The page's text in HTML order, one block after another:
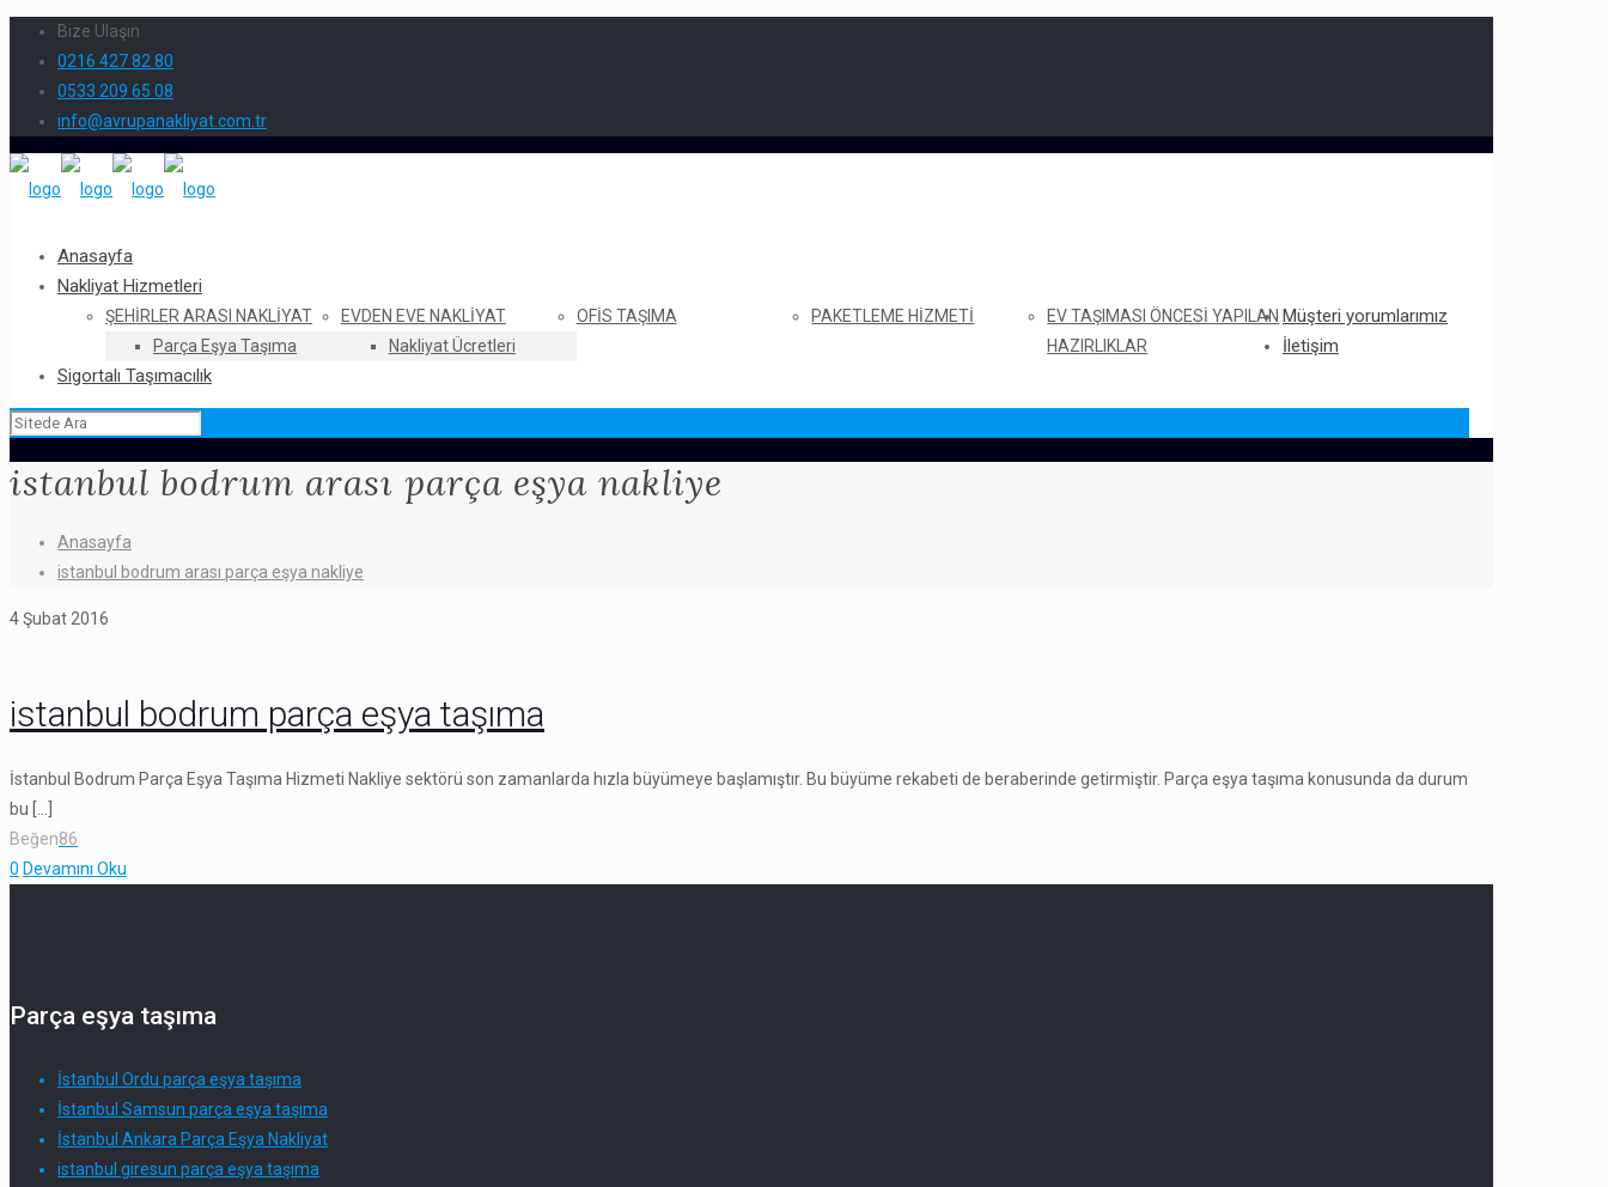
Bize Ulaşın
0216 427 82 80
0533 209 65 08
info@avrupanakliyat.com.tr
Anasayfa
Nakliyat Hizmetleri
ŞEHIRLER ARASI NAKLIYAT
Parça Eşya Taşıma
EVDEN EVE NAKLIYAT
Nakliyat Ücretleri
OFIS TAŞIMA PAKETLEME HIZMETI
EV TAŞIMASI ÖNCESI YAPILAN
HAZIRLIKLAR
Müşteri yorumlarımız
İletişim
Sigortalı Taşımacılık
istanbul bodrum arası parça eşya nakliye
Anasayfa
istanbul bodrum arası parça eşya nakliye
4 Şubat 2016
istanbul bodrum parça eşya taşıma
İstanbul Bodrum Parça Eşya Taşıma Hizmeti Nakliye sektörü son zamanlarda hızla büyümeye başlamıştır. Bu büyüme rekabeti de beraberinde getirmiştir. Parça eşya taşıma konusunda da durum
bu
Beğen86
0 Devamını Oku
Parça eşya taşıma
İstanbul Ordu parça eşya taşıma
İstanbul Samsun parça eşya taşıma
İstanbul Ankara Parça Eşya Nakliyat
istanbul giresun parça eşya taşıma